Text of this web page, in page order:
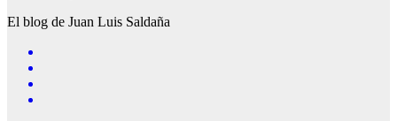
El blog de Juan Luis Saldaña